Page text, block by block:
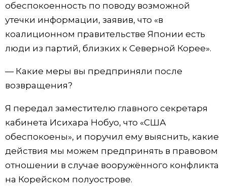
обеспокоенность по поводу возможной
утечки информации, заявив, что «в
коалиционном правительстве Японии есть
люди из партий, близких к Северной Корее».
— Какие меры вы предприняли после
возвращения?
Я передал заместителю главного секретаря
кабинета Исихара Нобуо, что «США
обеспокоены», и поручил ему выяснить, какие
действия мы можем предпринять в правовом
отношении в случае вооружённого конфликта
на Корейском полуострове.